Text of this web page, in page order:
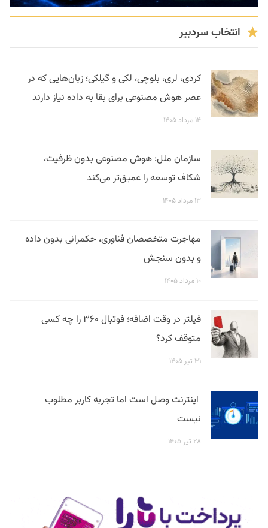
انتخاب سردبیر
کردی، لری، بلوچی، لکی و گیلکی؛ زبان‌هایی که در
عصر هوش مصنوعی برای بقا به داده نیاز دارند
۱۴ مرداد ۱۴۰۵
سازمان ملل: هوش مصنوعی بدون ظرفیت،
شکاف توسعه را عمیق‌تر می‌کند
۱۳ مرداد ۱۴۰۵
مهاجرت متخصصان فناوری، حکمرانی بدون داده
و بدون سنجش
۱۰ مرداد ۱۴۰۵
فیلتر در وقت اضافه؛ فوتبال ۳۶۰ را چه کسی
متوقف کرد؟
۳۱ تیر ۱۴۰۵
اینترنت وصل است اما تجربه کاربر مطلوب
نیست
۲۸ تیر ۱۴۰۵